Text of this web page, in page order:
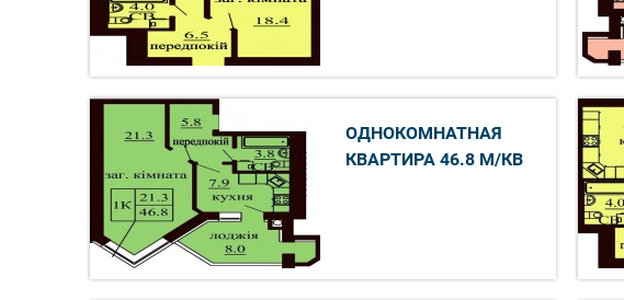
ОДНОКОМНАТНАЯ
КВАРТИРА 46.8 М/КВ